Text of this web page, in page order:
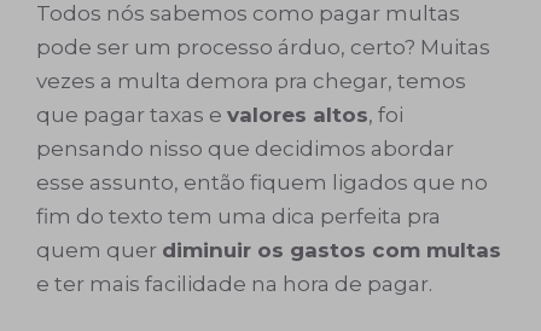
Todos nós sabemos como pagar multas
pode ser um processo árduo, certo? Muitas
vezes a multa demora pra chegar, temos
que pagar taxas e valores altos, foi
pensando nisso que decidimos abordar
esse assunto, então fiquem ligados que no
fim do texto tem uma dica perfeita pra
quem quer diminuir os gastos com multas
e ter mais facilidade na hora de pagar.